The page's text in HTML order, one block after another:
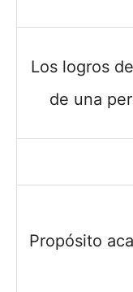
Los logros
de una
Propósito